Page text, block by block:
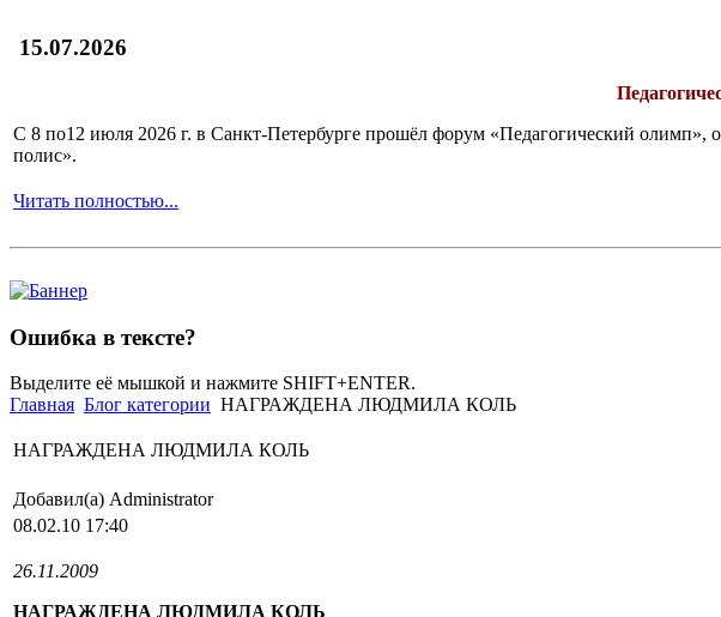
15.07.2026
С 8 по12 июля 2026 г. в Санкт-Петербурге прошёл форум «Педагогический
полис».
Читать полностью...
Ошибка в тексте?
Выделите её мышкой и нажмите SHIFT+ENTER.
Главная Блог категории НАГРАЖДЕНА ЛЮДМИЛА КОЛЬ
НАГРАЖДЕНА ЛЮДМИЛА КОЛЬ
Добавил(а) Administrator
08.02.10 17:40
26.11.2009
НАГРАЖДЕНА ЛЮДМИЛА КОЛЬ